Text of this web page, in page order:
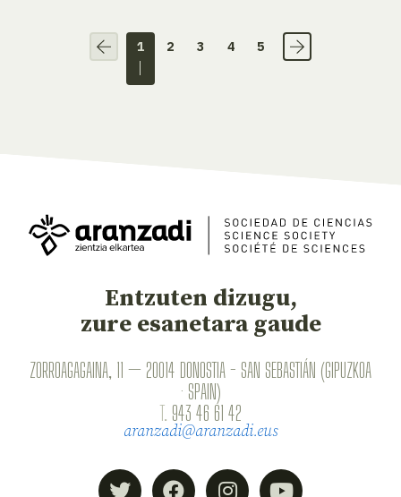
1 2 3 4 5
Entzuten dizugu,
zure esanetara gaude
ZORROAGAGAINA, 11 — 20014 DONOSTIA - SAN SEBASTIÁN (GIPUZKOA
· SPAIN)
T. 943 46 61 42
aranzadi@aranzadi.eus